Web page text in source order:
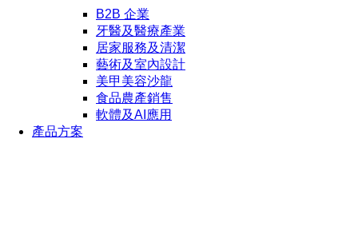
B2B 企業
牙醫及醫療產業
居家服務及清潔
藝術及室內設計
美甲美容沙龍
食品農產銷售
軟體及AI應用
產品方案